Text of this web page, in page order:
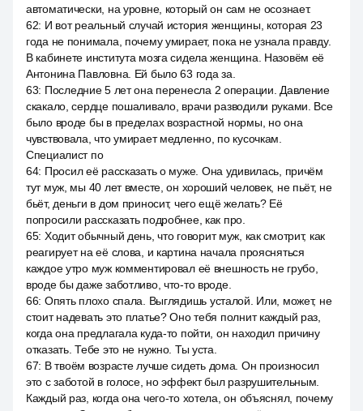
автоматически, на уровне, который он сам не осознает.
62: И вот реальный случай история женщины, которая 23
года не понимала, почему умирает, пока не узнала правду.
В кабинете института мозга сидела женщина. Назовём её
Антонина Павловна. Ей было 63 года за.
63: Последние 5 лет она перенесла 2 операции. Давление
скакало, сердце пошаливало, врачи разводили руками. Все
было вроде бы в пределах возрастной нормы, но она
чувствовала, что умирает медленно, по кусочкам.
Специалист по
64: Просил её рассказать о муже. Она удивилась, причём
тут муж, мы 40 лет вместе, он хороший человек, не пьёт, не
бьёт, деньги в дом приносит, чего ещё желать? Её
попросили рассказать подробнее, как про.
65: Ходит обычный день, что говорит муж, как смотрит, как
реагирует на её слова, и картина начала проясняться
каждое утро муж комментировал её внешность не грубо,
вроде бы даже заботливо, что-то вроде.
66: Опять плохо спала. Выглядишь усталой. Или, может, не
стоит надевать это платье? Оно тебя полнит каждый раз,
когда она предлагала куда-то пойти, он находил причину
отказать. Тебе это не нужно. Ты уста.
67: В твоём возрасте лучше сидеть дома. Он произносил
это с заботой в голосе, но эффект был разрушительным.
Каждый раз, когда она чего-то хотела, он объяснял, почему